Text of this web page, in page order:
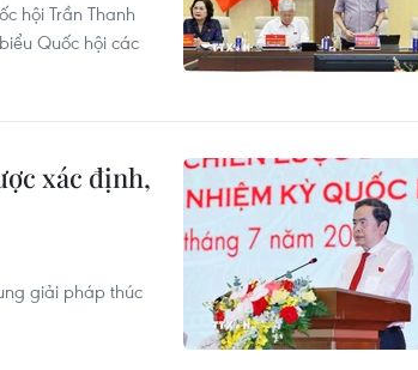
hội Trần Thanh
Quốc hội các
xác định,
giải pháp thúc